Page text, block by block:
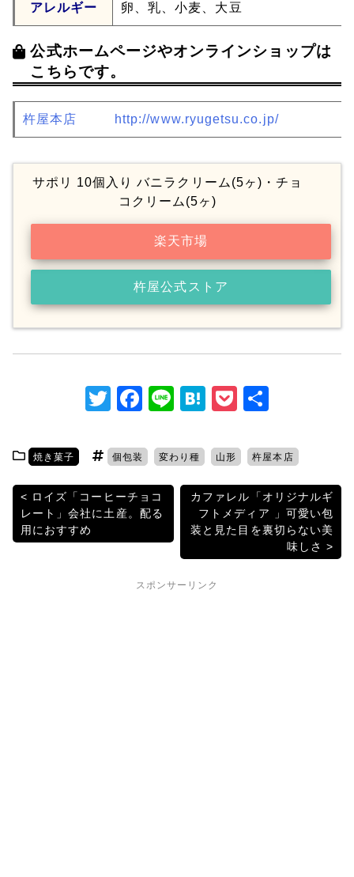
アレルギー 卵、乳、小麦、大豆
公式ホームページやオンラインショップは
こちらです。
杵屋本店 http://www.ryugetsu.co.jp/
サポリ 10個入り バニラクリーム(5ヶ)・チョ
コクリーム(5ヶ)
楽天市場
杵屋公式ストア
T
itt
er
F
c
e
b
o
o
k
Li
e
H
e
n
a
P
c
k
et
焼き菓子 個包装 変わり種 山形 杵屋本店
投
稿
ロイズ「コーヒーチョコ
レート」会社に土産。配る
用におすすめ
カファレル「オリジナルギ
フトメディア 」可愛い包
装と見た目を裏切らない美
味しさ
スポンサーリンク